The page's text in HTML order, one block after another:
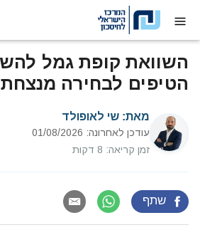
דלג לתוכן
הטיפים לבחירה מנצחת
מאת: שי לאופולד
עודכן לאחרונה: 01/08/2026
זמן קריאה: 8 דקות
שתף